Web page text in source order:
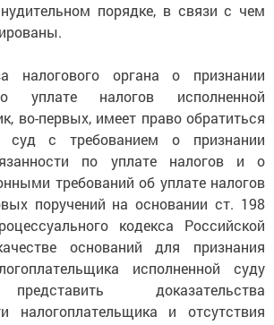
порядке, в связи с чем
налогового органа о признании
уплате налогов исполненной
во-первых, имеет право обратиться
суд с требованием о признании
по уплате налогов и о
требований об уплате налогов
поручений на основании ст. 198
кодекса Российской
оснований для признания
исполненной суду
доказательства
налогоплательщика и отсутствия